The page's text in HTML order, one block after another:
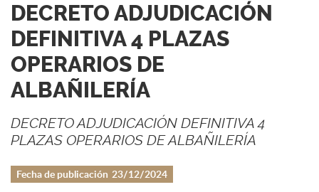
DECRETO ADJUDICACIÓN
DEFINITIVA 4 PLAZAS
OPERARIOS DE
ALBAÑILERÍA
DECRETO ADJUDICACIÓN DEFINITIVA 4
PLAZAS OPERARIOS DE ALBAÑILERÍA
Fecha de publicación 23/12/2024